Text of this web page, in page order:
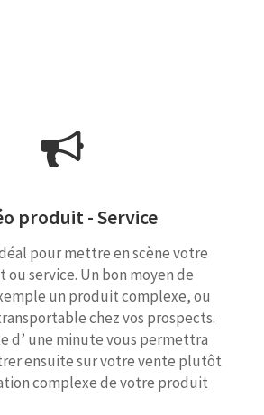
produit - Service
pour mettre en scène votre
service. Un bon moyen de
un produit complexe, ou
chez vos prospects.
d’ une minute vous permettra
ensuite sur votre vente plutôt
complexe de votre produit